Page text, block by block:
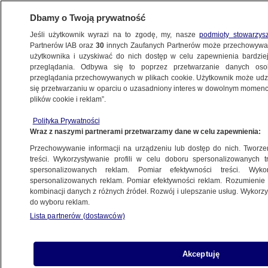
"FAKTY PO FAKTACH"
weszła na drogę, z której nie ma odwrotu
22.04.2022, 21:17
Udostępnij
Dbamy o Twoją prywatność
Jeśli użytkownik wyrazi na to zgodę, my, naszepodmioty
Partnerów IAB oraz30 innych Zaufanych Partnerów może
użytkownika i uzyskiwać do nich dostęp w celu zapewnienia
przeglądania. Odbywa się to poprzez przetwarzanie danych
przeglądania przechowywanych w plikach cookie. Użytkownik może
się przetwarzaniu w oparciu o uzasadniony interes w dowolnym
plików cookie i reklam”.
Polityka Prywatności
Wraz z naszymi partnerami przetwarzamy dane w celu zapewnienia:
Przechowywanie informacji na urządzeniu lub dostęp do nich.
treści. Wykorzystywanie profili w celu doboru spersonalizowanych
spersonalizowanych reklam. Pomiar efektywności treści.
spersonalizowanych reklam. Pomiar efektywności reklam.
kombinacji danych z różnych źródeł. Rozwój i ulepszanie usług.
do wyboru reklam.
Lista partnerów (dostawców)
Akceptuję